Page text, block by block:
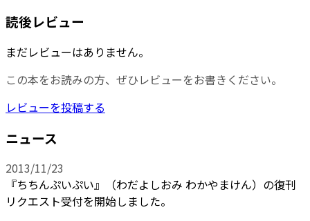
読後レビュー
まだレビューはありません。
この本をお読みの方、ぜひレビューをお書きください。
レビューを投稿する
ニュース
2013/11/23
『ちちんぷいぷい』（わだよしおみ わかやまけん）の復刊
リクエスト受付を開始しました。